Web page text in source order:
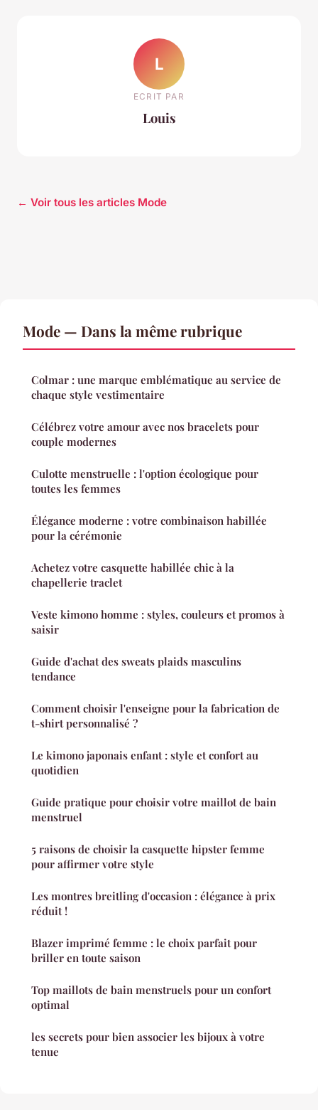
L
ECRIT PAR
Louis
← Voir tous les articles Mode
Mode — Dans la même rubrique
Colmar : une marque emblématique au service de
chaque style vestimentaire
Célébrez votre amour avec nos bracelets pour
couple modernes
Culotte menstruelle : l'option écologique pour
toutes les femmes
Élégance moderne : votre combinaison habillée
pour la cérémonie
Achetez votre casquette habillée chic à la
chapellerie traclet
Veste kimono homme : styles, couleurs et promos à
saisir
Guide d'achat des sweats plaids masculins
tendance
Comment choisir l'enseigne pour la fabrication de
t-shirt personnalisé ?
Le kimono japonais enfant : style et confort au
quotidien
Guide pratique pour choisir votre maillot de bain
menstruel
5 raisons de choisir la casquette hipster femme
pour affirmer votre style
Les montres breitling d'occasion : élégance à prix
réduit !
Blazer imprimé femme : le choix parfait pour
briller en toute saison
Top maillots de bain menstruels pour un confort
optimal
les secrets pour bien associer les bijoux à votre
tenue